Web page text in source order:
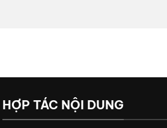
HỢP TÁC NỘI DUNG